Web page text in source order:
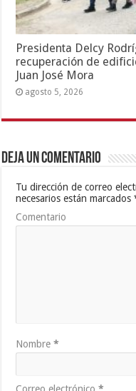
Presidenta Delcy
recuperación de
Juan José Mora
agosto 5, 2026
Deja un comentario
Tu dirección de correo
necesarios están marcados
Comentario
Nombre*